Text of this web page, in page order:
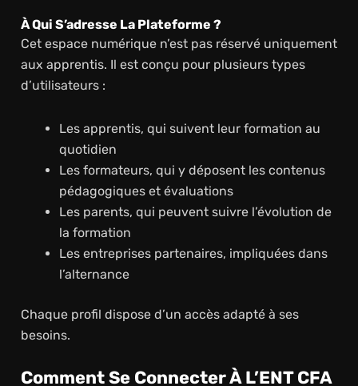
À Qui S’adresse La Plateforme ?
Cet espace numérique n’est pas réservé uniquement
aux apprentis. Il est conçu pour plusieurs types
d’utilisateurs :
Les apprentis, qui suivent leur formation au
quotidien
Les formateurs, qui y déposent les contenus
pédagogiques et évaluations
Les parents, qui peuvent suivre l’évolution de
la formation
Les entreprises partenaires, impliquées dans
l’alternance
Chaque profil dispose d’un accès adapté à ses
besoins.
Comment Se Connecter À L’ENT CFA